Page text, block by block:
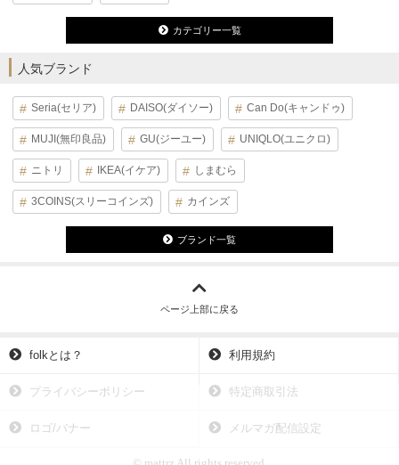
カテゴリー一覧
人気ブランド
Seria(セリア) DAISO(ダイソー) Can Do(キャンドゥ)
MUJI(無印良品) GU(ジーユー) UNIQLO(ユニクロ)
ニトリ IKEA(イケア) しまむら
3COINS(スリーコインズ) カインズ
ブランド一覧
ページ上部に戻る
folkとは？ 利用規約
プライバシーポリシー 特定商取引法
ロゴ/バナー メルマガ配信設定